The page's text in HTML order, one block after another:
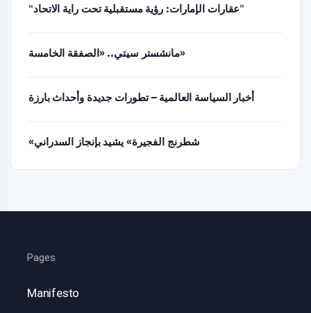
“عقارات الإمارات: رؤية مستقبلية تحت راية الاتحاد”
مانشستر سيتي.. «الصفقة الخامسة»
أخبار السياسة العالمية – تطورات جديدة وأحداث بارزة
«شطرنج الفجيرة» يشيد بإنجاز السدراني
Pages
Manifesto